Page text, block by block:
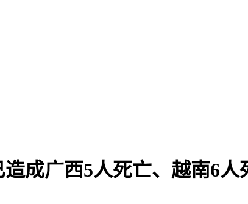
成广西5人死亡、越南6人